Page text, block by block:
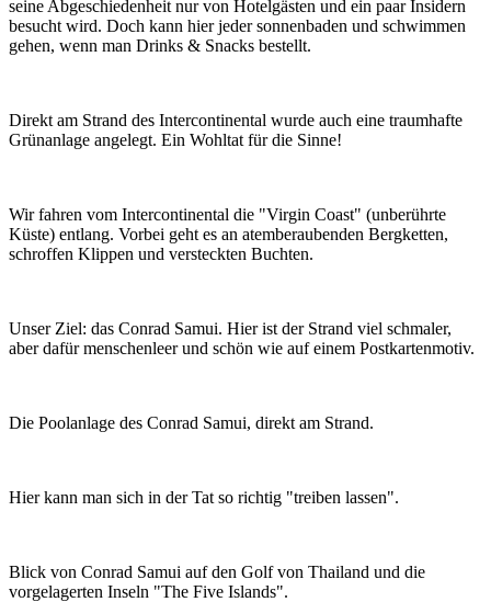
seine Abgeschiedenheit nur von Hotelgästen und ein paar Insidern
besucht wird. Doch kann hier jeder sonnenbaden und schwimmen
gehen, wenn man Drinks & Snacks bestellt.
Direkt am Strand des Intercontinental wurde auch eine traumhafte
Grünanlage angelegt. Ein Wohltat für die Sinne!
Wir fahren vom Intercontinental die "Virgin Coast" (unberührte
Küste) entlang. Vorbei geht es an atemberaubenden Bergketten,
schroffen Klippen und versteckten Buchten.
Unser Ziel: das Conrad Samui. Hier ist der Strand viel schmaler,
aber dafür menschenleer und schön wie auf einem Postkartenmotiv.
Die Poolanlage des Conrad Samui, direkt am Strand.
Hier kann man sich in der Tat so richtig "treiben lassen".
Blick von Conrad Samui auf den Golf von Thailand und die
vorgelagerten Inseln "The Five Islands".